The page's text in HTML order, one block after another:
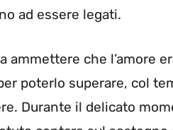
ad essere legati.
ammettere che l’amore
poterlo superare, col
Durante il delicato